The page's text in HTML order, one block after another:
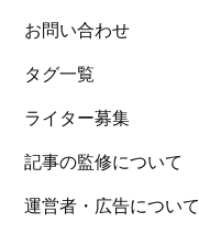
お問い合わせ
タグ一覧
ライター募集
記事の監修について
運営者・広告について